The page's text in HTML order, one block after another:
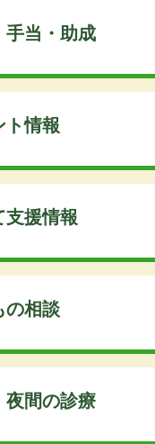
手当・助成
ト情報
支援情報
の相談
夜間の診療